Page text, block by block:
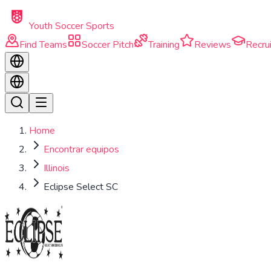
Skip to main content
Youth Soccer Sports
Find Teams
Soccer Pitch Training Reviews
Home
Encontrar equipos
Illinois
Eclipse Select SC